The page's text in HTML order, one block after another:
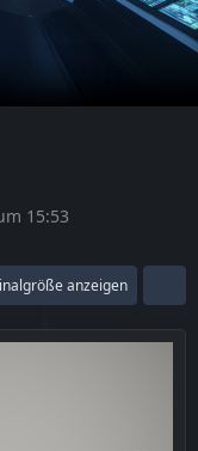
15:53
anzeigen